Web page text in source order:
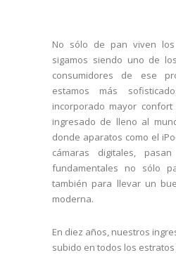
No sólo de pan viven
sigamos siendo uno de
consumidores de ese
estamos más
incorporado mayor
ingresado de lleno al
donde aparatos como el
cámaras digitales,
fundamentales no sólo
también para llevar un
moderna.
En diez años, nuestros
subido en todos los